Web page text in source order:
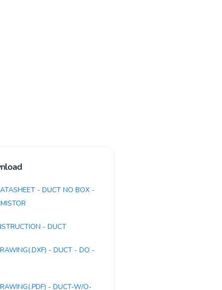
- DUCT NO BOX -
- DUCT
- DUCT - DO -
- DUCT-W/O-